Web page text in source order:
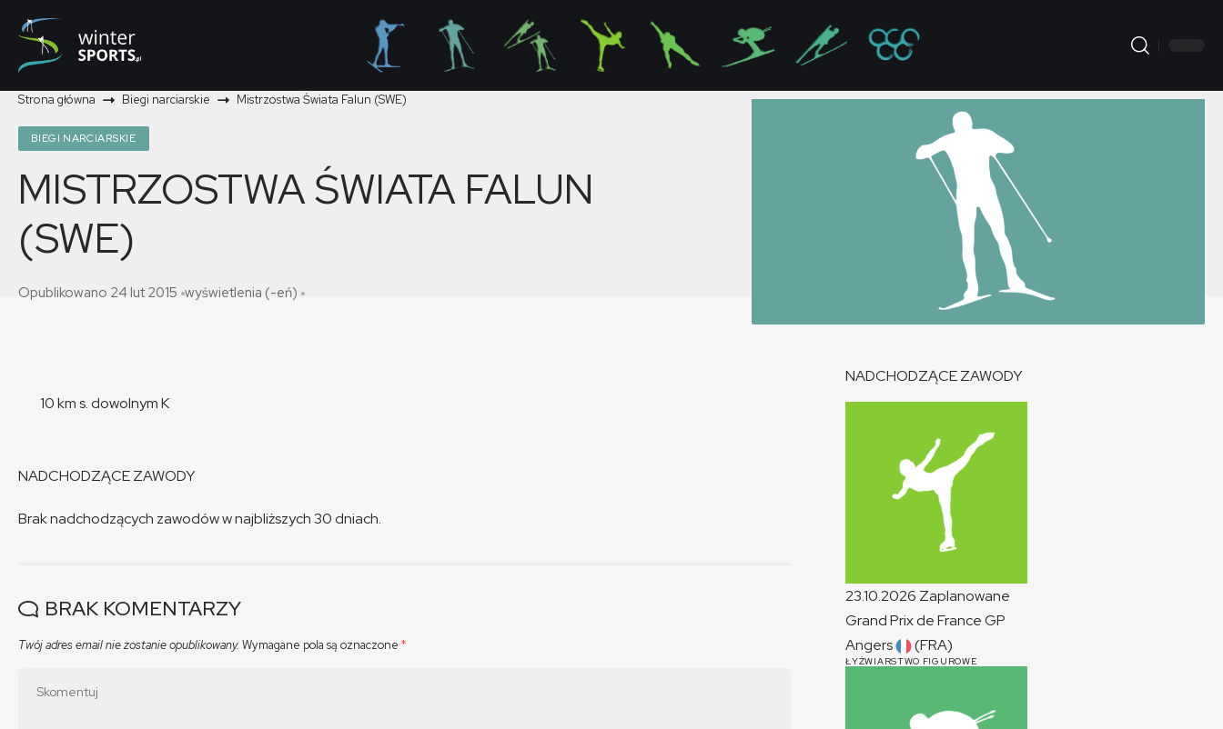
Strona główna Biegi narciarskie Mistrzostwa Świata Falun (SWE)
BIEGI NARCIARSKIE
MISTRZOSTWA ŚWIATA FALUN
(SWE)
Opublikowano 24 lut 2015 wyświetlenia (-eń)
10 km s. dowolnym K
NADCHODZĄCE ZAWODY
Brak nadchodzących zawodów w najbliższych 30 dniach.
BRAK KOMENTARZY
Twój adres email nie zostanie opublikowany. Wymagane pola są oznaczone *
NADCHODZĄCE ZAWODY
23.10.2026 Zaplanowane
Grand Prix de FranceGP
Angers
(FRA)
ŁYŻWIARSTWO FIGUROWE